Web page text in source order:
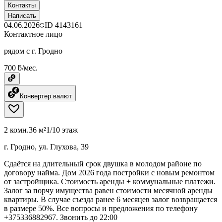
Контакты
Написать
04.06.2026 ID 4143161
Контактное лицо
рядом с г. Гродно
700 ƃ/мес.
Конвертер валют
2 комн.36 м²1/10 этаж
г. Гродно, ул. Глухова, 39
Сдаётся на длительный срок двушка в молодом районе по
договору найма. Дом 2026 года постройки с новым ремонтом
от застройщика. Стоимость аренды + коммунальные платежи.
Залог за порчу имущества равен стоимости месячной аренды
квартиры. В случае съезда ранее 6 месяцев залог возвращается
в размере 50%. Все вопросы и предложения по телефону
+375336882967. Звонить до 22:00